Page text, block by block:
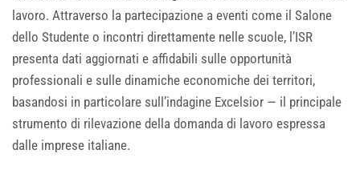
lavoro. Attraverso la partecipazione a eventi come il Salone
dello Studente o incontri direttamente nelle scuole, l’ISR
presenta dati aggiornati e affidabili sulle opportunità
professionali e sulle dinamiche economiche dei territori,
basandosi in particolare sull’indagine Excelsior — il principale
strumento di rilevazione della domanda di lavoro espressa
dalle imprese italiane.